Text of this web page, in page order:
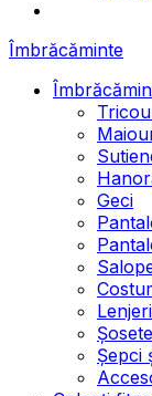
Îmbrăcăminte
Geci
Șosete
Șepci